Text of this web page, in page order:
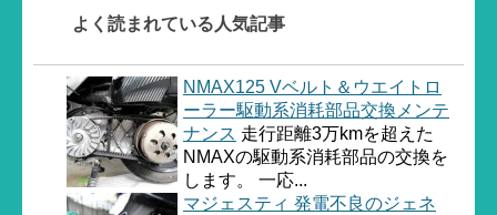
よく読まれている人気記事
NMAX125 Vベルト＆ウエイトロ
ーラー駆動系消耗部品交換メンテ
ナンス 走行距離3万kmを超えた
NMAXの駆動系消耗部品の交換を
します。 一応...
マジェスティ 発電不良のジェネ